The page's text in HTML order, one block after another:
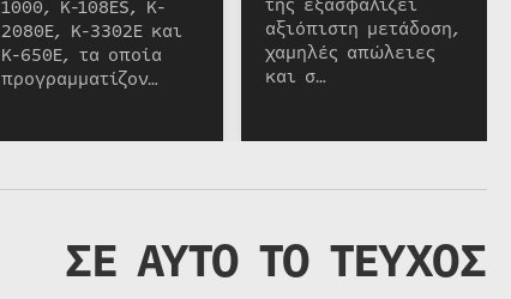
1000, K-108ES, K-
2080E, K-3302E και
K-650E, τα οποία
προγραμματίζον…
αξιόπιστη μετάδοση,
χαμηλές απώλειες
και σ…
ΣΕ ΑΥΤΟ ΤΟ ΤΕΥΧΟΣ